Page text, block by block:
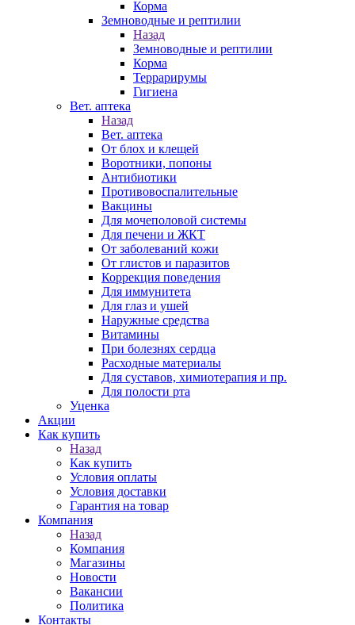
Корма
Земноводные и рептилии
Назад
Земноводные и рептилии
Корма
Террарирумы
Гигиена
Вет. аптека
Назад
Вет. аптека
От блох и клещей
Воротники, попоны
Антибиотики
Противовоспалительные
Вакцины
Для мочеполовой системы
Для печени и ЖКТ
От заболеваний кожи
От глистов и паразитов
Коррекция поведения
Для иммунитета
Для глаз и ушей
Наружные средства
Витамины
При болезнях сердца
Расходные материалы
Для суставов, химиотерапия и пр.
Для полости рта
Уценка
Акции
Как купить
Назад
Как купить
Условия оплаты
Условия доставки
Гарантия на товар
Компания
Назад
Компания
Магазины
Новости
Вакансии
Политика
Контакты